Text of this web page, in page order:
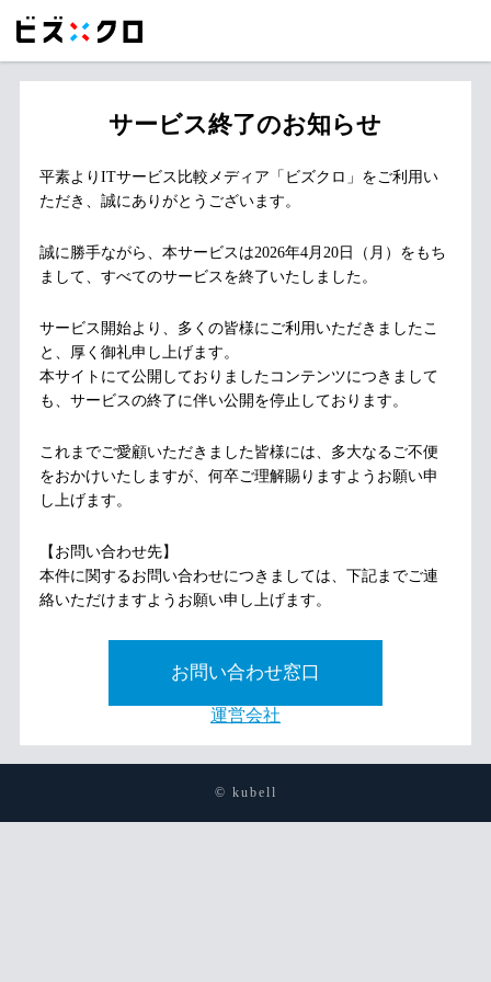
サービス終了のお知らせ
平素よりITサービス比較メディア「ビズクロ」をご利用い
ただき、誠にありがとうございます。
誠に勝手ながら、本サービスは2026年4月20日（月）をもち
まして、すべてのサービスを終了いたしました。
サービス開始より、多くの皆様にご利用いただきましたこ
と、厚く御礼申し上げます。
本サイトにて公開しておりましたコンテンツにつきまして
も、サービスの終了に伴い公開を停止しております。
これまでご愛顧いただきました皆様には、多大なるご不便
をおかけいたしますが、何卒ご理解賜りますようお願い申
し上げます。
【お問い合わせ先】
本件に関するお問い合わせにつきましては、下記までご連
絡いただけますようお願い申し上げます。
お問い合わせ窓口
運営会社
© kubell